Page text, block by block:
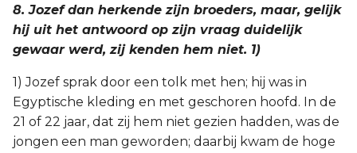
8. Jozef dan herkende zijn broeders, maar, gelijk
hij uit het antwoord op zijn vraag duidelijk
gewaar werd, zij kenden hem niet. 1)
1) Jozef sprak door een tolk met hen; hij was in
Egyptische kleding en met geschoren hoofd. In de
21 of 22 jaar, dat zij hem niet gezien hadden, was de
jongen een man geworden; daarbij kwam de hoge